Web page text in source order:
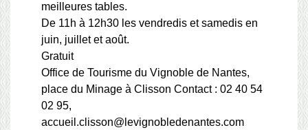
meilleures tables.
De 11h à 12h30 les vendredis et samedis en
juin, juillet et août.
Gratuit
Office de Tourisme du Vignoble de Nantes,
place du Minage à Clisson Contact : 02 40 54
02 95,
accueil.clisson@levignobledenantes.com